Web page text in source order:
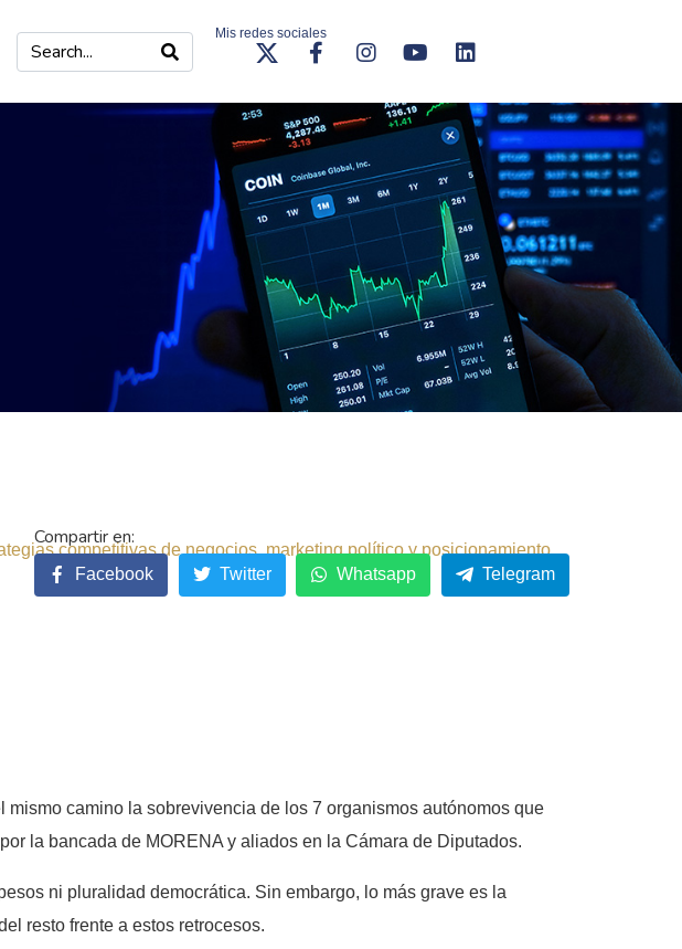
Mis redes sociales
competitivas de negocios, marketing político y posicionamiento.
camino la sobrevivencia de los 7 organismos autónomos que
la bancada de MORENA y aliados en la Cámara de Diputados.
ni pluralidad democrática. Sin embargo, lo más grave es la
resto frente a estos retrocesos.
Facebook Twitter Whatsapp Telegram